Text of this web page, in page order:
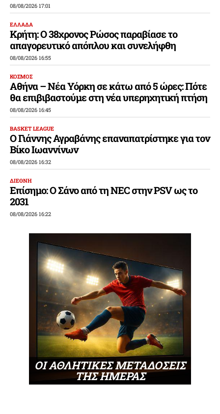
08/08/2026 17:01
ΕΛΛΑΔΑ
Κρήτη: Ο 38χρονος Ρώσος παραβίασε το
απαγορευτικό απόπλου και συνελήφθη
08/08/2026 16:55
ΚΟΣΜΟΣ
Αθήνα – Νέα Υόρκη σε κάτω από 5 ώρες: Πότε
θα επιβιβαστούμε στη νέα υπερηχητική πτήση
08/08/2026 16:45
BASKET LEAGUE
Ο Γιάννης Αγραβάνης επαναπατρίστηκε για τον
Βίκο Ιωαννίνων
08/08/2026 16:32
ΔΙΕΘΝΗ
Επίσημο: Ο Σάνο από τη NEC στην PSV ως το
2031
08/08/2026 16:22
ΟΙ ΑΘΛΗΤΙΚΕΣ ΜΕΤΑΔΟΣΕΙΣ
ΤΗΣ ΗΜΕΡΑΣ